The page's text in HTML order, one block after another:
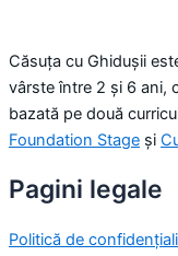
Căsuța cu Ghidușii
vârste între 2 și 6 ani,
bazată pe două
Foundation Stage și
Pagini legale
Politică de